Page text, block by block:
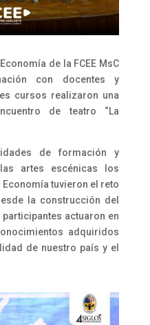
de la FCEE MsC
con docentes y
cursos realizaron una
de teatro “La
de formación y
artes escénicas los
tuvieron el reto
la construcción del
actuaron en
adquiridos
de nuestro país y el